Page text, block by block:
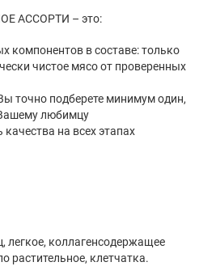
АССОРТИ – это:
компонентов в составе: только
чистое мясо от проверенных
точно подберете минимум один,
любимцу
на всех этапах
легкое, коллагенсодержащее
растительное, клетчатка.